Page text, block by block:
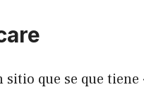
que se que